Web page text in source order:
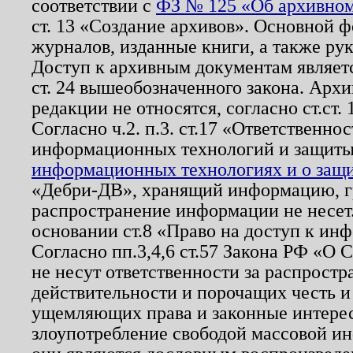
соответствии с ФЗ № 125 «Об
ст. 13 «Создание архивов». Основной
журналов, изданные книги, а также
Доступ к архивным документам
ст. 24 вышеобозначенного закона.
редакции не относятся, согласно
Согласно ч.2. п.3. ст.17
информационных технологий и
информационных технологиях и о
«Дебри-ДВ», хранящий информацию,
распространение информации не
основании ст.8 «Право на доступ к
Согласно пп.3,4,6 ст.57 Закона РФ «О
не несут ответственности за
действительности и порочащих честь
ущемляющих права и законные
злоупотребление свободой массовой